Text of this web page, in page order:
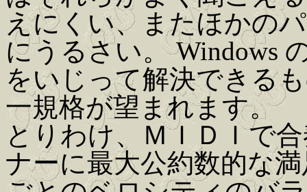
えにくい、またほかの
にうるさい。 Windows
をいじって解決できる
一規格が望まれます。
とりわけ、ＭＩＤＩで
ナーに最大公約数的な